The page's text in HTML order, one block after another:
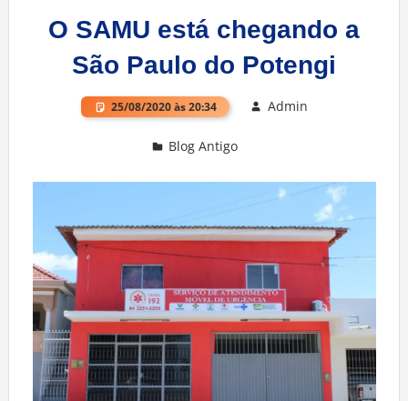
O SAMU está chegando a
São Paulo do Potengi
25/08/2020 às 20:34 Admin
Blog Antigo